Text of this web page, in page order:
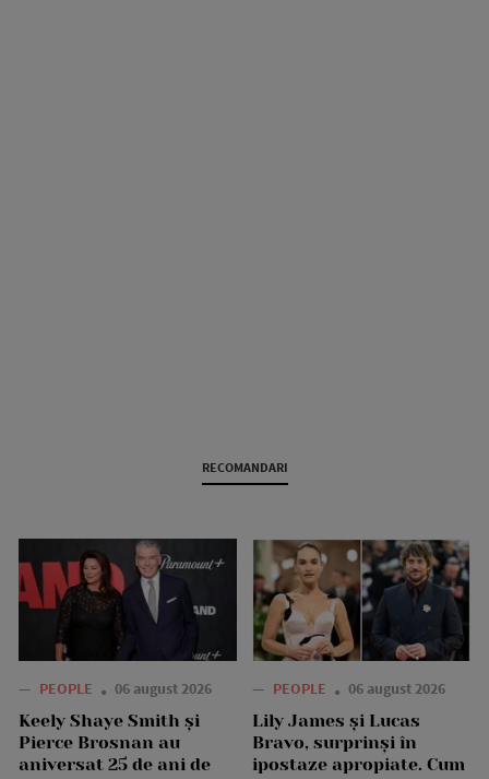
RECOMANDARI
— PEOPLE 06 august 2026
Keely Shaye Smith și
Pierce Brosnan au
aniversat 25 de ani de
— PEOPLE 06 august 2026
Lily James și Lucas
Bravo, surprinși în
ipostaze apropiate. Cum